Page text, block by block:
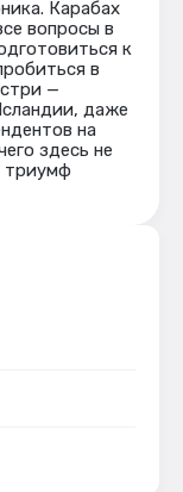
Карабах
вопросы в
к
в
—
даже
на
здесь не
триумф